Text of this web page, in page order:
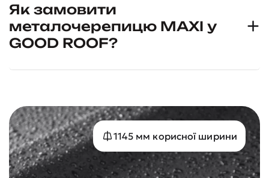
Як замовити
металочерепицю MAXI у
GOOD ROOF?
1145 мм корисної ширини